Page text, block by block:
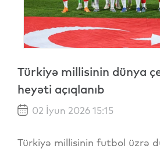
Türkiyə millisinin dünya
heyəti açıqlanıb
02 İyun 2026 15:15
Türkiyə millisinin futbol üzrə